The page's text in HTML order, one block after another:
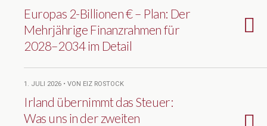
Europas 2-Billionen € – Plan: Der
Mehrjährige Finanzrahmen für
2028–2034 im Detail
1. JULI 2026 • VON EIZ ROSTOCK
Irland übernimmt das Steuer:
Was uns in der zweiten